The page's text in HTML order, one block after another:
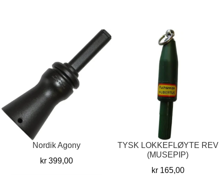
Nordik Agony
kr399,00
TYSK LOKKEFLØYTE REV
(MUSEPIP)
kr165,00